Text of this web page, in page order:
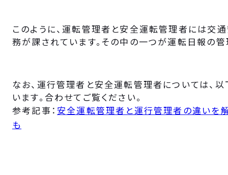
このように、運転管理者と安全運転管理者には交
務が課されています。その中の一つが運転日報の管
なお、運行管理者と安全運転管理者については、
います。合わせてご覧ください。
参考記事： 安全運転管理者と運行管理者の違いを
も